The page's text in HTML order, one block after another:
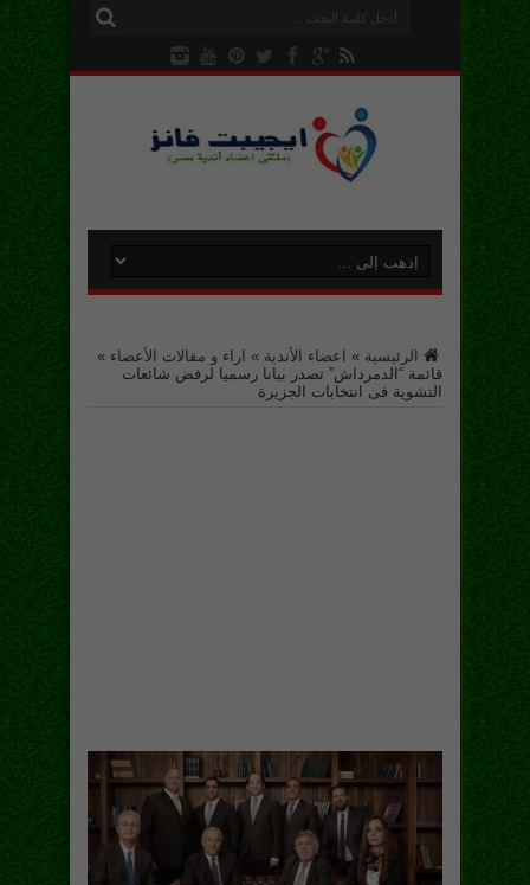
الرئيسية » اعضاء الأندية » اراء و مقالات الأعضاء »
قائمة “الدمرداش” تصدر بيانا رسميا لرفض شائعات
التشوية فى انتخابات الجزيرة